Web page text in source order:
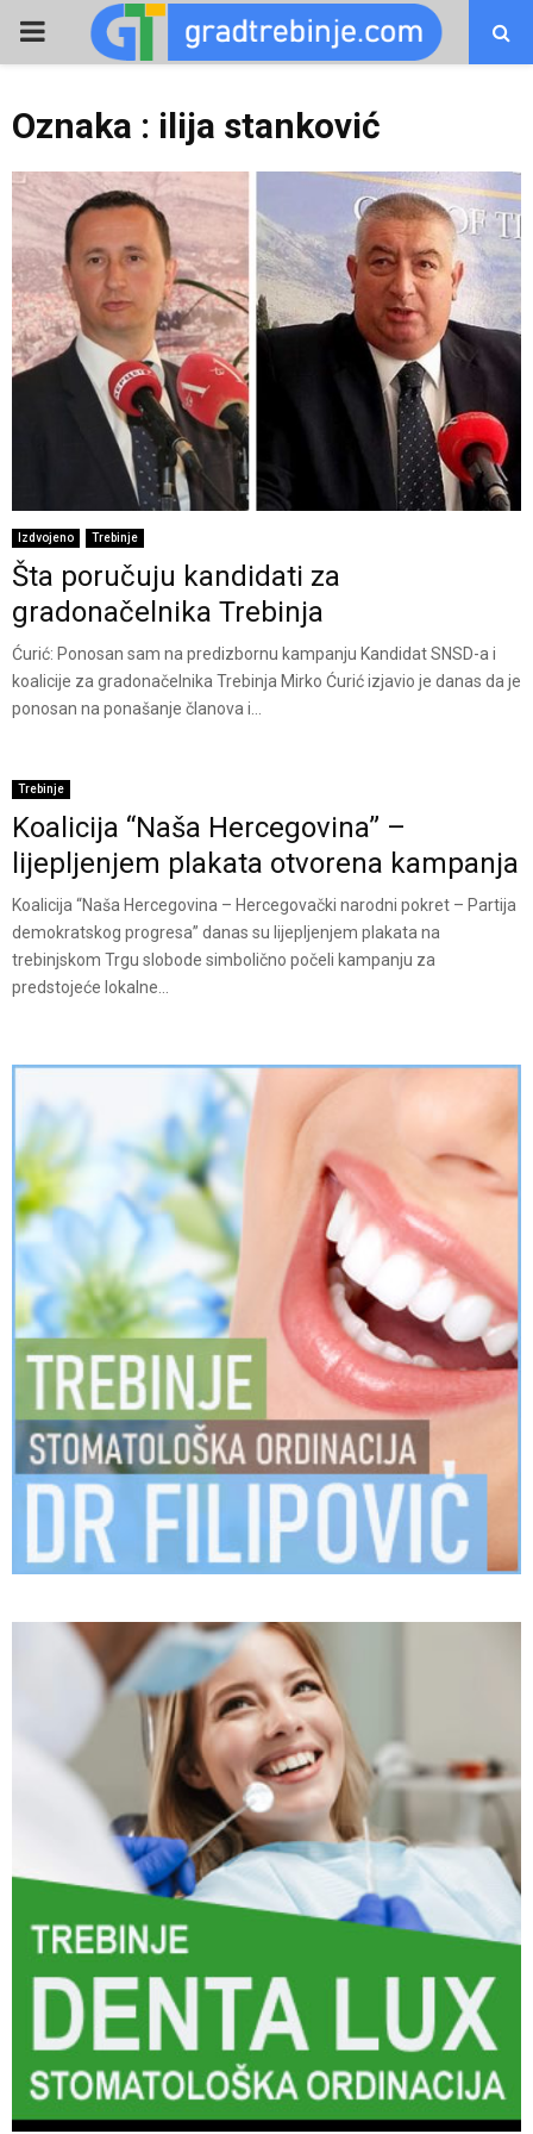
PRIMARY
Oznaka : ilija stanković
Izdvojeno Trebinje
Šta poručuju kandidati za
gradonačelnika Trebinja
Ćurić: Ponosan sam na predizbornu kampanju Kandidat SNSD-a i
koalicije za gradonačelnika Trebinja Mirko Ćurić izjavio je danas da je
ponosan na ponašanje članova i...
Trebinje
Koalicija “Naša Hercegovina” –
lijepljenjem plakata otvorena kampanja
Koalicija “Naša Hercegovina – Hercegovački narodni pokret – Partija
demokratskog progresa” danas su lijepljenjem plakata na
trebinjskom Trgu slobode simbolično počeli kampanju za
predstojeće lokalne...